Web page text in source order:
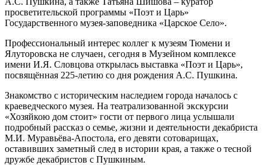
просветительской программы «Поэт и Царь»
Государственного музея-заповедника «Царское Село».
Профессиональный интерес коллег к музеям Тюмени и
Ялуторовска не случаен, сегодня в Музейном комплексе
имени И.Я. Словцова открылась выставка «Поэт и Царь»,
посвящённая 225-летию со дня рождения А.С. Пушкина.
Знакомство с историческим наследием города началось с
краеведческого музея. На театрализованной экскурсии
«Хозяйкою дом стоит» гости от первого лица услышали
подробный рассказ о семье, жизни и деятельности декабриста
М.И. Муравьёва-Апостола, его девяти сотоварищах,
оставивших заметный след в истории края, а также о тесной
дружбе декабристов с Пушкиным.